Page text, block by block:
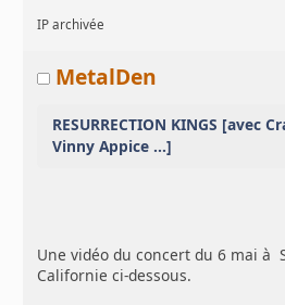
IP archivée
MetalDen
RESURRECTION KINGS [avec
Vinny Appice ...]
Une vidéo du concert du 6 mai à
Californie ci-dessous.